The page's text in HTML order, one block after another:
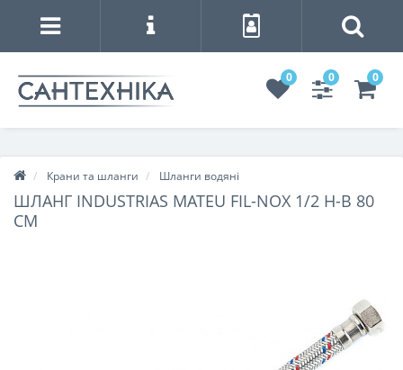
0 0 0
Крани та шланги Шланги водяні
ШЛАНГ INDUSTRIAS MATEU FIL-NOX 1/2 Н-В 80
СМ